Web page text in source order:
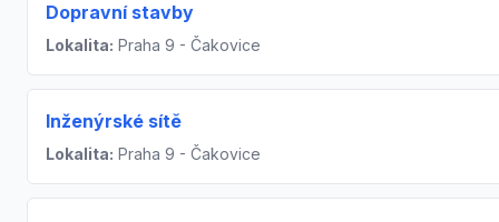
Dopravní stavby
Lokalita: Praha 9 - Čakovice
Inženýrské sítě
Lokalita: Praha 9 - Čakovice